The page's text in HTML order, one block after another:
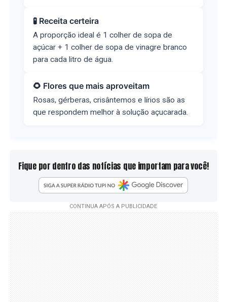
🧪 Receita certeira
A proporção ideal é 1 colher de sopa de
açúcar + 1 colher de sopa de vinagre branco
para cada litro de água.
🌻 Flores que mais aproveitam
Rosas, gérberas, crisântemos e lírios são as
que respondem melhor à solução açucarada.
Fique por dentro das notícias que importam para você!